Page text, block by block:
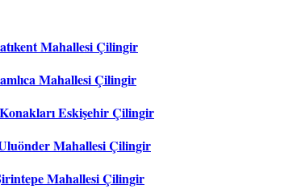
Mahallesi Çilingir
Mahallesi Çilingir
Eskişehir Çilingir
Mahallesi Çilingir
Mahallesi Çilingir